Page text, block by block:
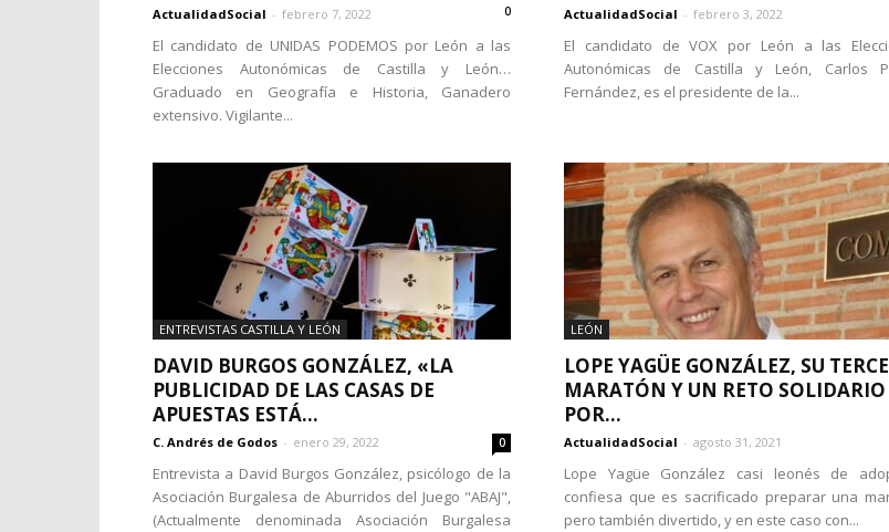
ActualidadSocial - febrero 7, 2022 0
El candidato de UNIDAS PODEMOS por León a las
Elecciones Autonómicas de Castilla y León…
Graduado en Geografía e Historia, Ganadero
extensivo. Vigilante...
ActualidadSocial - febrero 3, 2022
El candidato de VOX por León a las
Autonómicas de Castilla y León, Carlos
Fernández, es el presidente de la...
ENTREVISTAS CASTILLA Y LEÓN
DAVID BURGOS GONZÁLEZ, «LA
PUBLICIDAD DE LAS CASAS DE
APUESTAS ESTÁ...
C. Andrés de Godos - enero 29, 2022 0
Entrevista a David Burgos González, psicólogo de la
Asociación Burgalesa de Aburridos del Juego "ABAJ",
(Actualmente denominada Asociación Burgalesa
LEÓN
LOPE YAGÜE GONZÁLEZ, SU
MARATÓN Y UN RETO SOLIDARIO
POR...
ActualidadSocial - agosto 31, 2021
Lope Yagüe González casi leonés de
confiesa que es sacrificado preparar una
pero también divertido, y en este caso con...